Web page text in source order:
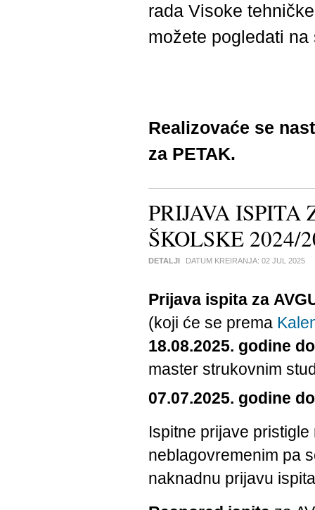
rada Visoke
možete pogledati
Realizovaće se
za PETAK.
PRIJAVA ISPITA
ŠKOLSKE 2024/
DETALJI DATUM KREIRANJA: 02 JUL 2025
Prijava ispita za
(koji će se prema
18.08.2025. godine
master strukovnim
07.07.2025. godine
Ispitne prijave
neblagovremenim pa
naknadnu prijavu